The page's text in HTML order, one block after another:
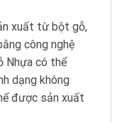
xuất từ bột gỗ,
công nghệ
Nhựa có thể
dạng không
được sản xuất